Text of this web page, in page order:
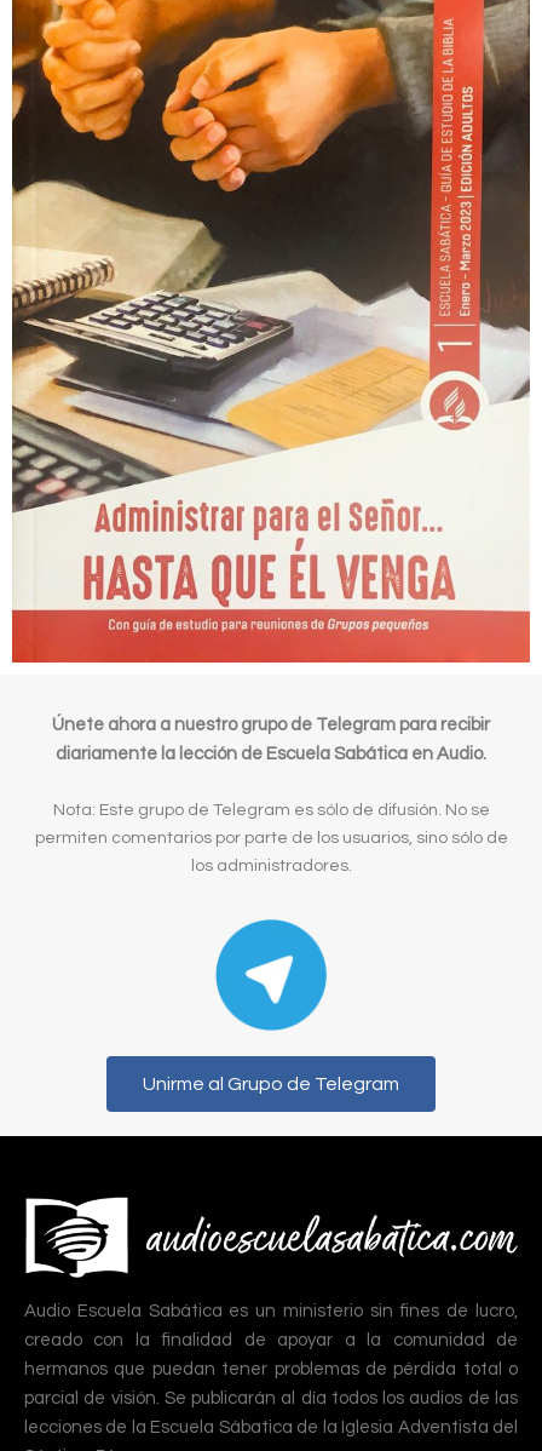
Únete ahora a nuestro grupo de Telegram para recibir
diariamente la lección de Escuela Sabática en Audio.
Nota: Este grupo de Telegram es sólo de difusión. No se
permiten comentarios por parte de los usuarios, sino sólo de
los administradores.
Unirme al Grupo de Telegram
Audio Escuela Sabática es un ministerio sin fines de lucro,
creado con la finalidad de apoyar a la comunidad de
hermanos que puedan tener problemas de pérdida total o
parcial de visión. Se publicarán al día todos los audios de las
lecciones de la Escuela Sábatica de la Iglesia Adventista del